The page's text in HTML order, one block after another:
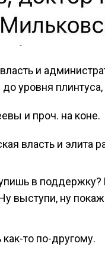
и
уровня
и проч. на коне.
власть и элита
в поддержку?
выступи, ну
то по-другому.